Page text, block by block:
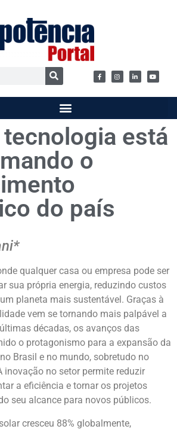
está
o
do país
qualquer casa ou empresa pode ser
sua própria energia, reduzindo custos
planeta mais sustentável. Graças à
vem se tornando mais palpável a
décadas, os avanços das
o protagonismo para a expansão da
Brasil e no mundo, sobretudo no
inovação no setor permite reduzir
a eficiência e tornar os projetos
seu alcance para novos públicos.
cresceu 88% globalmente,